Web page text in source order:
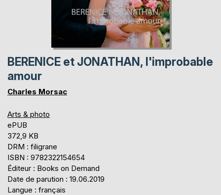
BERENICE et JONATHAN, l'improbable
amour
Charles Morsac
Arts & photo
ePUB
372,9 KB
DRM : filigrane
ISBN : 9782322154654
Éditeur : Books on Demand
Date de parution : 19.06.2019
Langue : français